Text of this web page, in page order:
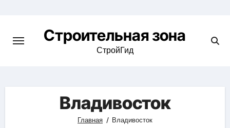
content
Строительная зона
СтройГид
Владивосток
Главная Владивосток